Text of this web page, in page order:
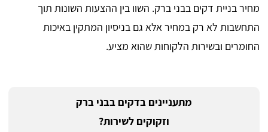
מחיר בניית דקים בבני ברק. השוו בין ההצעות השונות תוך
התחשבות לא רק במחיר אלא גם בניסיון המתקין באיכות
החומרים ובשירות הלקוחות שהוא מציע.
מתעניינים בדקים בבני ברק
וזקוקים לשירות?